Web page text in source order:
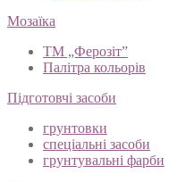
Мозаїка
ТМ „Ферозіт”
Палітра кольорів
Підготовчі засоби
грунтовки
спеціальні засоби
грунтувальні фарби